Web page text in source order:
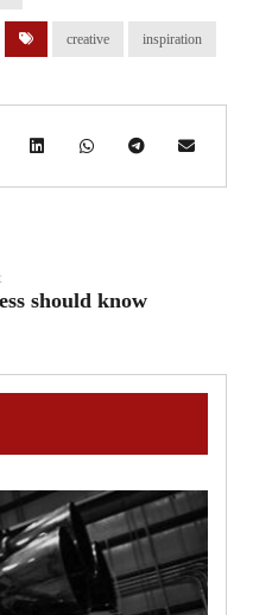
creative inspiration
should know